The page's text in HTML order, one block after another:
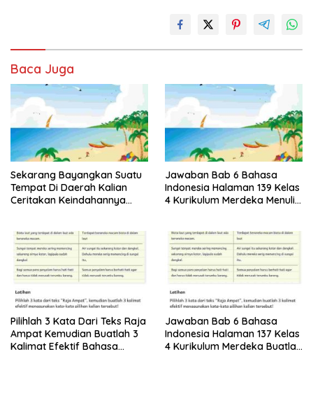
Baca Juga
Sekarang Bayangkan Suatu
Tempat Di Daerah Kalian
Ceritakan Keindahannya
Jawaban Bab 6 Bahasa
Indonesia Halaman 139 Kelas
4 Kurikulum Merdeka Menulis
Pilihlah 3 Kata Dari Teks Raja
Ampat Kemudian Buatlah 3
Kalimat Efektif Bahasa
Jawaban Bab 6 Bahasa
Indonesia Halaman 137 Kelas
4 Kurikulum Merdeka Buatlah